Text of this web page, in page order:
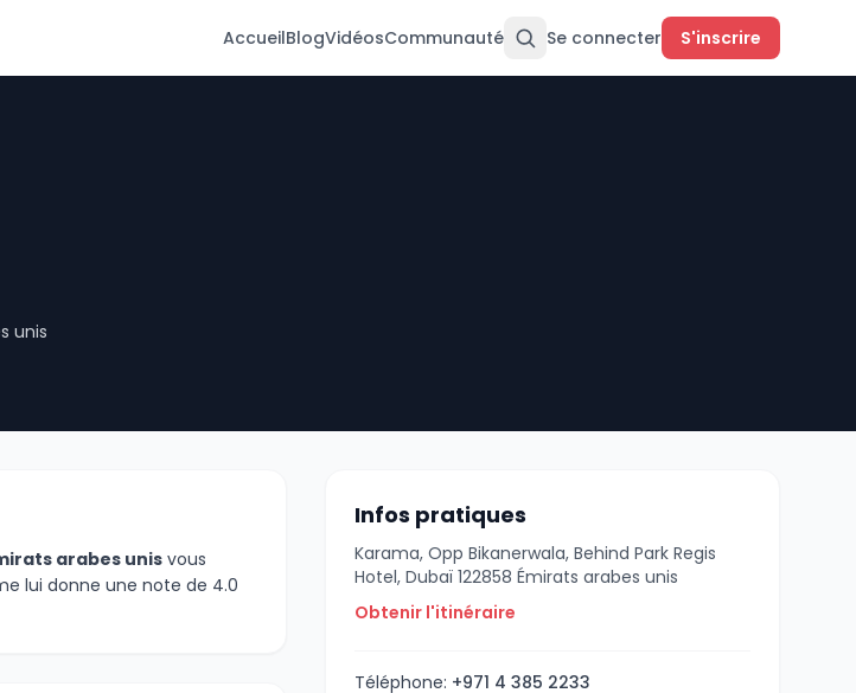
AccueilBlogVidéosCommunauté Se connecter S'inscrire
unis
arabes unis vous
lui donne une note de 4.0
Infos pratiques
Karama, Opp Bikanerwala, Behind Park Regis
Hotel, Dubaï 122858 Émirats arabes unis
Obtenir l'itinéraire
Téléphone: +971 4 385 2233